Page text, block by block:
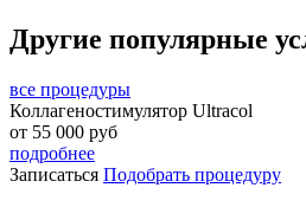
Другие популярные
все процедуры
Коллагеностимулятор Ultracol
от 55 000 руб
подробнее
Записаться Подобрать процедуру